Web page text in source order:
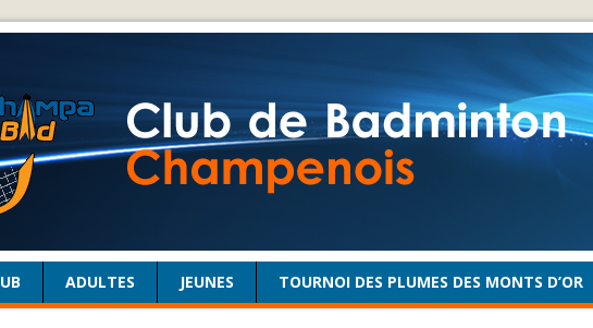
ADULTES JEUNES TOURNOI DES PLUMES DES MONTS D’OR